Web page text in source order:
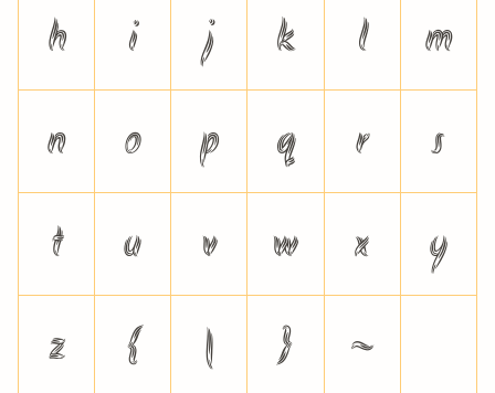
h
i j k l
m
n
o p q r
s
t
u v w x
y
z
{ | } ~